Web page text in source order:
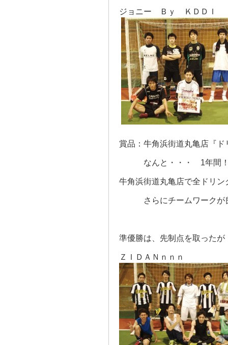
ジョニー Ｂｙ ＫＤＤＩ
賞品：牛角浜街道丸亀店『
なんと・・・ 1年間
牛角浜街道丸亀店で全ドリ
さらにチームワークが良
準優勝は、先制点を取った
ＺＩＤＡＮｎｎｎ